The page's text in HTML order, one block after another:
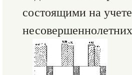
состоящими на